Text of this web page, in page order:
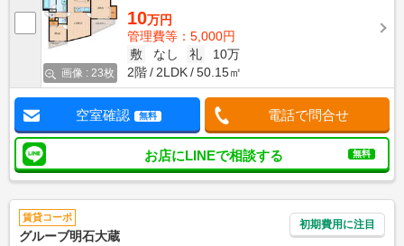
画像 : 23枚
10万円
管理費等：5,000円
敷
なし 礼
10万
2階
2LDK 50.15㎡
空室確認 無料 電話で問合せ
お店にLINEで相談する 無料
賃貸コーポ
グルーブ明石大蔵
初期費用に注目